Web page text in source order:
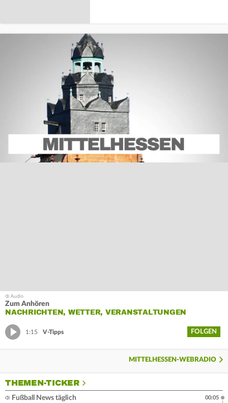
Zum Anhören
NACHRICHTEN, WETTER, VERANSTALTUNGEN
1:15 V-Tipps FOLGEN
MITTELHESSEN-WEBRADIO
THEMEN-TICKER
Fußball News täglich
00:05